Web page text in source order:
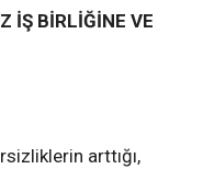
İŞ BİRLİĞİNE VE
arttığı,